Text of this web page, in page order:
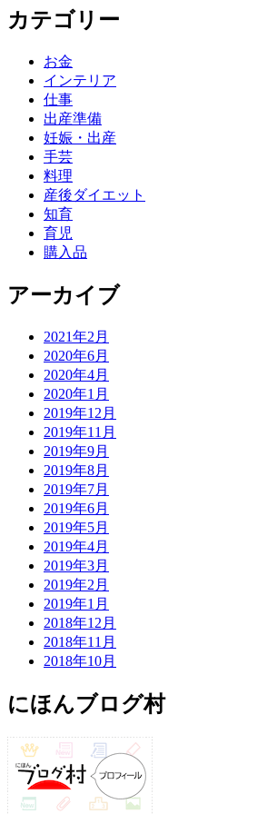
カテゴリー
お金
インテリア
仕事
出産準備
妊娠・出産
手芸
料理
産後ダイエット
知育
育児
購入品
アーカイブ
2021年2月
2020年6月
2020年4月
2020年1月
2019年12月
2019年11月
2019年9月
2019年8月
2019年7月
2019年6月
2019年5月
2019年4月
2019年3月
2019年2月
2019年1月
2018年12月
2018年11月
2018年10月
にほんブログ村